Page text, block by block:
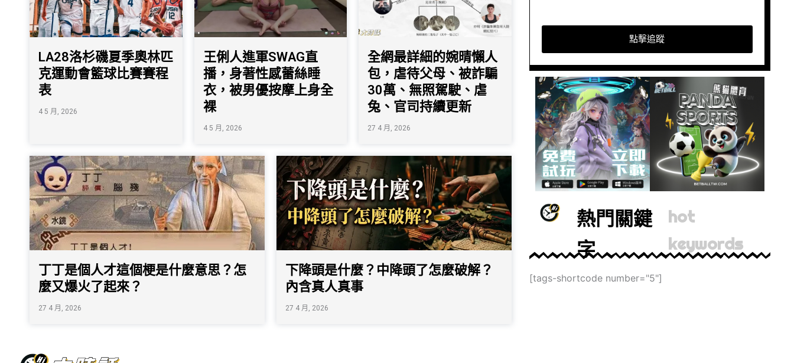
LA28洛杉磯夏季奧林匹
克運動會籃球比賽賽程
表
4 5 月, 2026
王俐人進軍SWAG直
播，身著性感蕾絲睡
衣，被男優按摩上身全
裸
4 5 月, 2026
全網最詳細的婉晴懶人
包，虐待父母、被詐騙
30萬、無照駕駛、虐
兔、官司持續更新
27 4 月, 2026
丁丁是個人才這個梗是什麼意思？怎
麼又爆火了起來？
27 4 月, 2026
下降頭是什麼？中降頭了怎麼破解？
內含真人真事
27 4 月, 2026
點擊追蹤
熱門關鍵
字
hot
keywords
[tags-shortcode number="5"]